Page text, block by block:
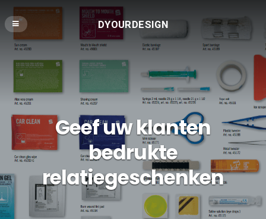
DYOURDESIGN
Geef uw klanten
bedrukte
relatiegeschenken